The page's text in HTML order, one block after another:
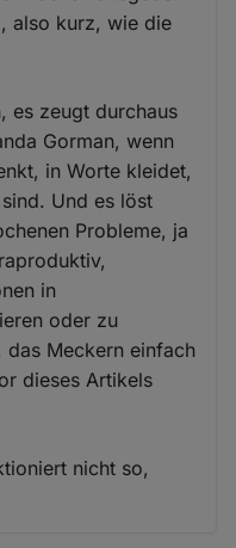
also kurz, wie die
es zeugt durchaus
Gorman, wenn
in Worte kleidet,
Und es löst
Probleme, ja
in
oder zu
das Meckern einfach
dieses Artikels
nicht so,